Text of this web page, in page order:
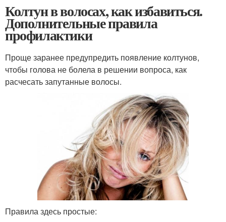
Колтун в волосах, как избавиться.
Дополнительные правила
профилактики
Проще заранее предупредить появление колтунов,
чтобы голова не болела в решении вопроса, как
расчесать запутанные волосы.
Правила здесь простые: